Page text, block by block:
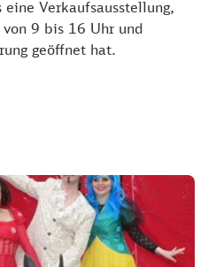
Verkaufsausstellung,
9 bis 16 Uhr und
geöffnet hat.